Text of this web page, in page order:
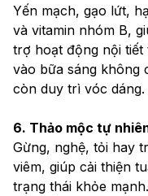
Yến mạch, gạo lứt,
và vitamin nhóm B,
trợ hoạt động nội
vào bữa sáng không
còn duy trì vóc dáng.
6. Thảo mộc tự
Gừng, nghệ, tỏi hay
viêm, giúp cải thiện
trạng thái khỏe